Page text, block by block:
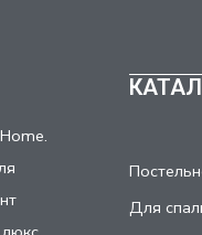
Для